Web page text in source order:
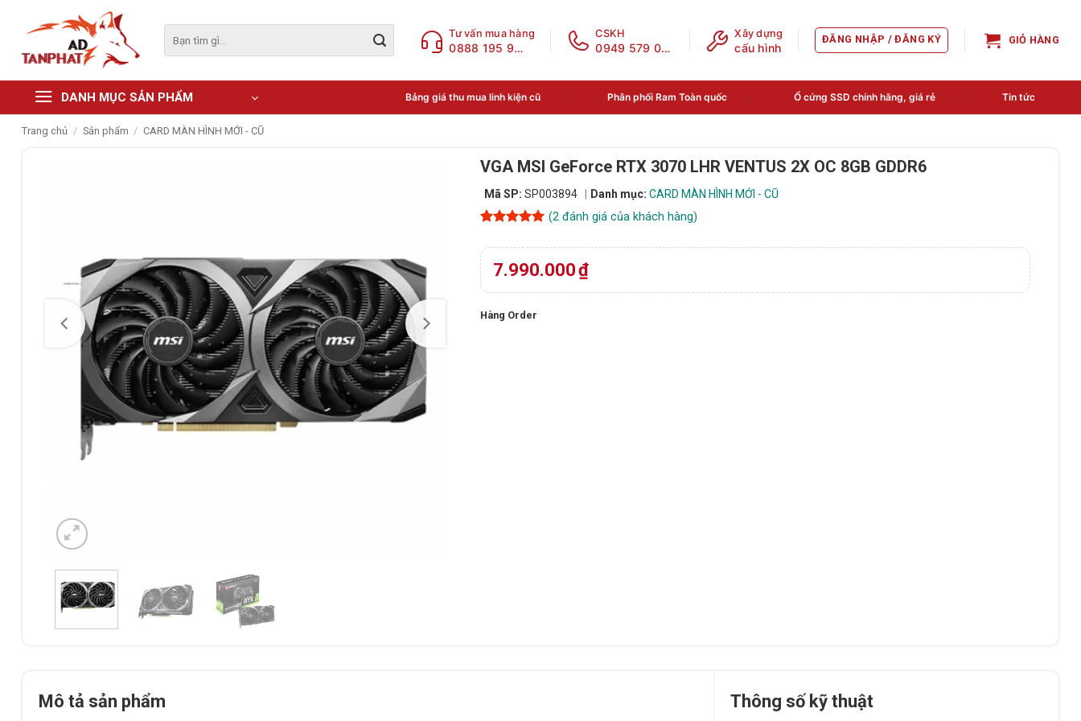
content
kiếm:
Tư vấn mua hàng
0888 195 969
CSKH
0949 579 078
Xây dựng
cấu hình
ĐĂNG NHẬP / ĐĂNG KÝ GIỎ HÀNG
DANH MỤC SẢN PHẨM Bảng giá thu mua linh kiện cũ Phân phối Ram Toàn quốc Ổ cứng SSD chính hãng, giá rẻ Tin tức
Trang chủ / Sản phẩm / CARD MÀN HÌNH MỚI - CŨ
VGA MSI GeForce RTX 3070 LHR VENTUS 2X OC 8GB GDDR6
Mã SP: SP003894 Danh mục: CARD MÀN HÌNH MỚI - CŨ
dựa trên
đánh giá
(2 đánh giá của khách hàng)
7.990.000₫
Hàng Order
Mô tả sản phẩm Thông số kỹ thuật